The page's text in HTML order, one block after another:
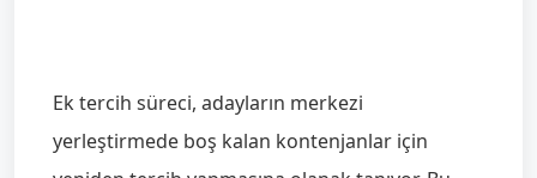
Ek tercih süreci, adayların merkezi
yerleştirmede boş kalan kontenjanlar için